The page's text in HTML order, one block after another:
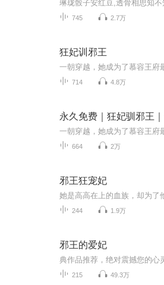
745 2.7万
狂妃训邪王
714 4.8万
永久免费｜狂妃驯邪王
664 2万
邪王狂宠妃
244 1.9万
邪王的爱妃
215 49.3万